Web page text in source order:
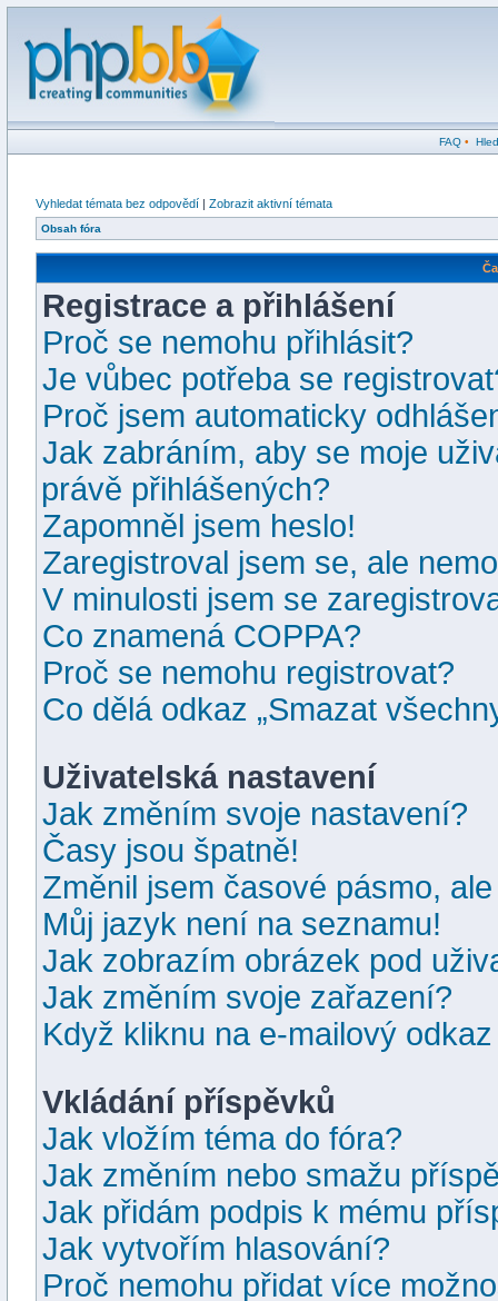
FAQ•
Vyhledat témata bez odpovědí | Zobrazit aktivní témata
Obsah fóra
Registrace a přihlášení
Proč se nemohu přihlásit?
Je vůbec potřeba se
Proč jsem automaticky
Jak zabráním, aby se moje
právě přihlášených?
Zapomněl jsem heslo!
Zaregistroval jsem se, ale
V minulosti jsem se
Co znamená COPPA?
Proč se nemohu registrovat?
Co dělá odkaz „Smazat
Uživatelská nastavení
Jak změním svoje nastavení?
Časy jsou špatně!
Změnil jsem časové pásmo,
Můj jazyk není na seznamu!
Jak zobrazím obrázek pod
Jak změním svoje zařazení?
Když kliknu na e-mailový
Vkládání příspěvků
Jak vložím téma do fóra?
Jak změním nebo smažu
Jak přidám podpis k mému
Jak vytvořím hlasování?
Proč nemohu přidat více